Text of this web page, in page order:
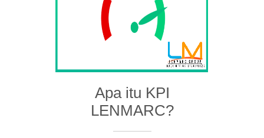
Apa itu KPI
LENMARC?